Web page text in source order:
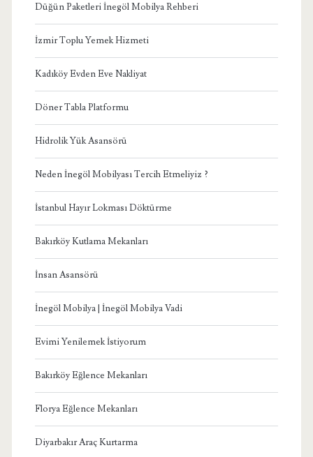
Düğün Paketleri İnegöl Mobilya Rehberi
İzmir Toplu Yemek Hizmeti
Kadıköy Evden Eve Nakliyat
Döner Tabla Platformu
Hidrolik Yük Asansörü
Neden İnegöl Mobilyası Tercih Etmeliyiz ?
İstanbul Hayır Lokması Döktürme
Bakırköy Kutlama Mekanları
İnsan Asansörü
İnegöl Mobilya | İnegöl Mobilya Vadi
Evimi Yenilemek İstiyorum
Bakırköy Eğlence Mekanları
Florya Eğlence Mekanları
Diyarbakır Araç Kurtarma